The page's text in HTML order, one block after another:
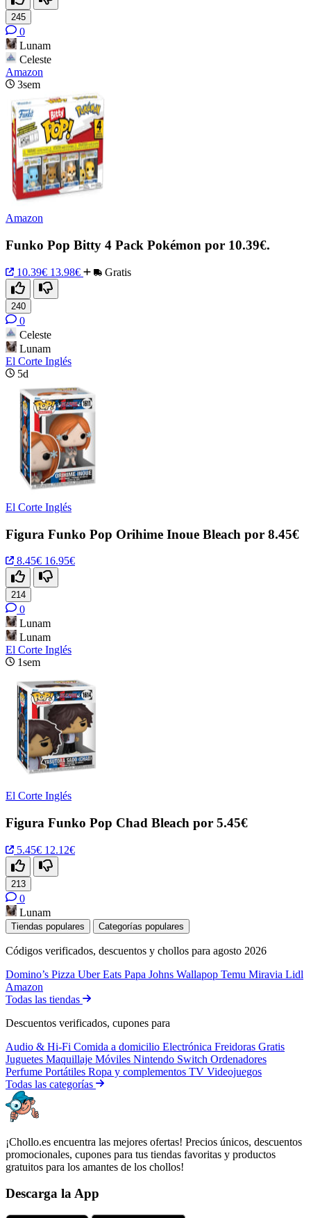
245
0
Lunam
Celeste
Amazon
3sem
Amazon
Funko Pop Bitty 4 Pack Pokémon por 10.39€.
10.39€ 13.98€ Gratis
240
0
Celeste
Lunam
El Corte Inglés
5d
El Corte Inglés
Figura Funko Pop Orihime Inoue Bleach por 8.45€
8.45€ 16.95€
214
0
Lunam
Lunam
El Corte Inglés
1sem
El Corte Inglés
Figura Funko Pop Chad Bleach por 5.45€
5.45€ 12.12€
213
0
Lunam
Tiendas populares Categorías populares
Códigos verificados, descuentos y chollos para agosto 2026
Domino’s Pizza Uber Eats Papa Johns Wallapop Temu Miravia Lidl
Amazon
Todas las tiendas
Descuentos verificados, cupones para
Audio & Hi-Fi Comida a domicilio Electrónica Freidoras Gratis
Juguetes Maquillaje Móviles Nintendo Switch Ordenadores
Perfume Portátiles Ropa y complementos TV Videojuegos
Todas las categorías
¡Chollo.es encuentra las mejores ofertas! Precios únicos, descuentos
promocionales, cupones para tus tiendas favoritas y productos
gratuitos para los amantes de los chollos!
Descarga la App